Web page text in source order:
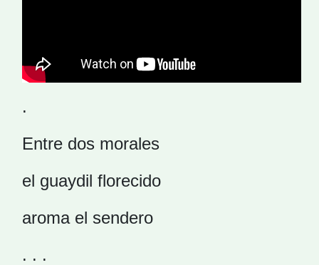
.
Entre dos morales
el guaydil florecido
aroma el sendero
. . .